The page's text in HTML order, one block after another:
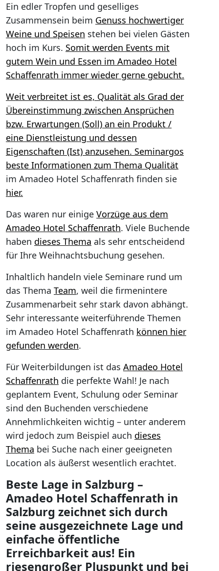
Ein edler Tropfen und geselliges
Zusammensein beim Genuss hochwertiger
Weine und Speisen stehen bei vielen Gästen
hoch im Kurs. Somit werden Events mit
gutem Wein und Essen im Amadeo Hotel
Schaffenrath immer wieder gerne gebucht.
Weit verbreitet ist es, Qualität als Grad der
Übereinstimmung zwischen Ansprüchen
bzw. Erwartungen (Soll) an ein Produkt /
eine Dienstleistung und dessen
Eigenschaften (Ist) anzusehen. Seminargos
beste Informationen zum Thema Qualität
im Amadeo Hotel Schaffenrath finden sie
hier.
Das waren nur einige Vorzüge aus dem
Amadeo Hotel Schaffenrath. Viele Buchende
haben dieses Thema als sehr entscheidend
für Ihre Weihnachtsbuchung gesehen.
Inhaltlich handeln viele Seminare rund um
das Thema Team, weil die firmenintere
Zusammenarbeit sehr stark davon abhängt.
Sehr interessante weiterführende Themen
im Amadeo Hotel Schaffenrath können hier
gefunden werden.
Für Weiterbildungen ist das Amadeo Hotel
Schaffenrath die perfekte Wahl! Je nach
geplantem Event, Schulung oder Seminar
sind den Buchenden verschiedene
Annehmlichkeiten wichtig – unter anderem
wird jedoch zum Beispiel auch dieses
Thema bei Suche nach einer geeigneten
Location als äußerst wesentlich erachtet.
Beste Lage in Salzburg –
Amadeo Hotel Schaffenrath in
Salzburg zeichnet sich durch
seine ausgezeichnete Lage und
einfache öffentliche
Erreichbarkeit aus! Ein
riesengroßer Pluspunkt und bei